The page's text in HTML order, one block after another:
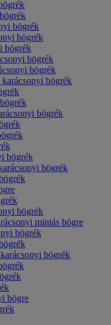
bögrék
bögrék
bögrék
bögrék
bögrék
bögrék
bögrék
bögrék
bögrék
bögrék
mintás bögre
bögrék
bögrék
bögre